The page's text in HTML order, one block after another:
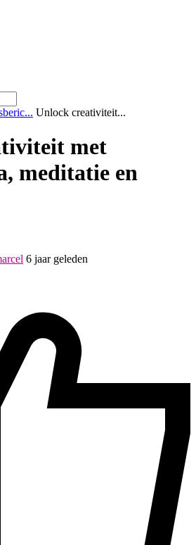
Unlock creativiteit...
met
meditatie en
6 jaar geleden